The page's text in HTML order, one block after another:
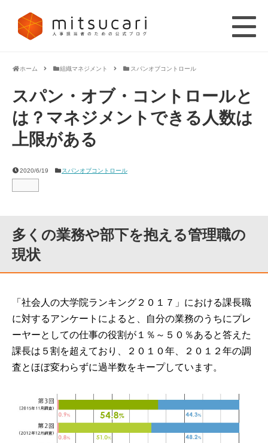
ホーム 組織マネジメント スパンオブコントロール
スパン・オブ・コントロールと
は？マネジメントできる人数は
上限がある
2020/6/19 スパンオブコントロール
多くの業務や部下を抱える管理職の
現状
「社会人の大学院ランキング２０１７」における課長職
に対するアンケートによると、自分の業務のうちにプレ
ーヤーとしての仕事の役割が１％～５０％あると答えた
課長は５割を超えており、２０１０年、２０１２年の調
査とほぼ変わらずに過半数をキープしています。